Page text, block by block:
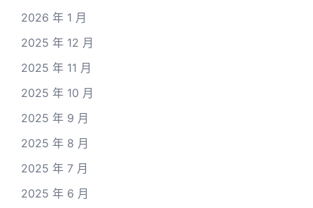
2026 年 1 月
2025 年 12 月
2025 年 11 月
2025 年 10 月
2025 年 9 月
2025 年 8 月
2025 年 7 月
2025 年 6 月